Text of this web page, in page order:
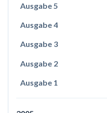
Ausgabe 5
Ausgabe 4
Ausgabe 3
Ausgabe 2
Ausgabe 1